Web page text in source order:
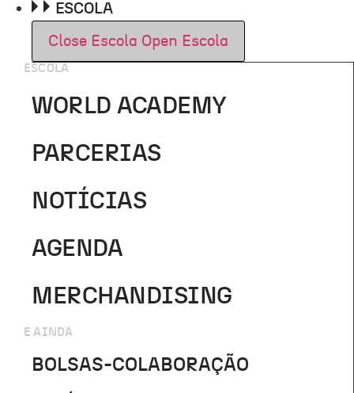
ESCOLA
Close Escola Open Escola
ESCOLA
WORLD ACADEMY
PARCERIAS
NOTÍCIAS
AGENDA
MERCHANDISING
E AINDA
BOLSAS-COLABORAÇÃO